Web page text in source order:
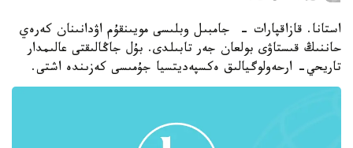
استانا. قازاقپارات - جامبىل وبلىسى مويىنقۇم اۋدانىنان كەرەي
حاننىڭ قىستاۋى بولعان جەر تابىلدى. بۇل جاڭالىقتى عالىمدار
تاريحي- ارحەولوگيالىق ەكسپەديتسيا جۇمىسى كەزىندە اشتى.